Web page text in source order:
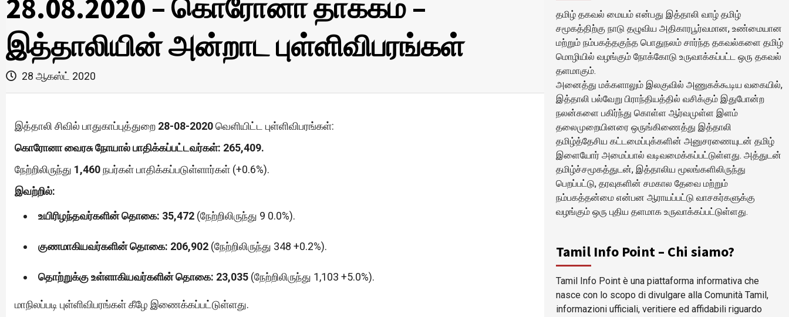
28.08.2020 – கொரோனா தாக்கம் –
இத்தாலியின் அன்றாட புள்ளிவிபரங்கள்
28 ஆகஸ்ட் 2020
இத்தாலி சிவில் பாதுகாப்புத்துறை 28-08-2020வெளியிட்ட புள்ளிவிபரங்கள்:
கொரோனா வைரசு நோயால் பாதிக்கப்பட்டவர்கள்: 265,409.
நேற்றிலிருந்து 1,460நபர்கள் பாதிக்கப்படுள்ளார்கள் (+0.6%).
இவற்றில்:
உயிரிழந்தவர்களின் தொகை: 35,472 (நேற்றிலிருந்து 9 0.0%).
குணமாகியவர்களின் தொகை: 206,902 (நேற்றிலிருந்து 348 +0.2%).
தொற்றுக்கு உள்ளாகியவர்களின் தொகை: 23,035 (நேற்றிலிருந்து 1,103 +5.0%).
மாநிலப்படி புள்ளிவிபரங்கள் கீழே இணைக்கப்பட்டுள்ளது.
தமிழ் தகவல் மையம் என்பது இத்தாலி வாழ் தமிழ்
சமூகத்திற்கு நாடு தழுவிய அதிகாரபூர்வமான, உண்மையான
மற்றும் நம்பகத்தகுந்த பொதுநலம் சார்ந்த தகவல்களை தமிழ்
மொழியில் வழங்கும் நோக்கோடு உருவாக்கப்பட்ட ஒரு தகவல்
தளமாகும்.
அனைத்து மக்களாலும் இலகுவில் அணுகக்கூடிய வகையில்,
இத்தாலி பல்வேறு பிராந்தியத்தில் வசிக்கும் இதுபோன்ற
நலன்களை பகிர்ந்து கொள்ள ஆர்வமுள்ள இளம்
தலைமுறையினரை ஒருங்கிணைத்து இத்தாலி
தமிழ்த்தேசிய கட்டமைப்புக்களின் அனுசரணையுடன் தமிழ்
இளையோர் அமைப்பால் வடிவமைக்கப்பட்டுள்ளது. அத்துடன்
தமிழ்ச்சமூகத்துடன், இத்தாலிய மூலங்களிலிருந்து
பெறப்பட்டு, தரவுகளின் சமகால தேவை மற்றும்
நம்பகத்தன்மை என்பன ஆராயப்பட்டு வாசகர்களுக்கு
வழங்கும் ஒரு புதிய தளமாக உருவாக்கப்பட்டுள்ளது.
Tamil Info Point – Chi siamo?
Tamil Info Point è una piattaforma informativa che
nasce con lo scopo di divulgare alla Comunità Tamil,
informazioni ufficiali, veritiere ed affidabili riguardo